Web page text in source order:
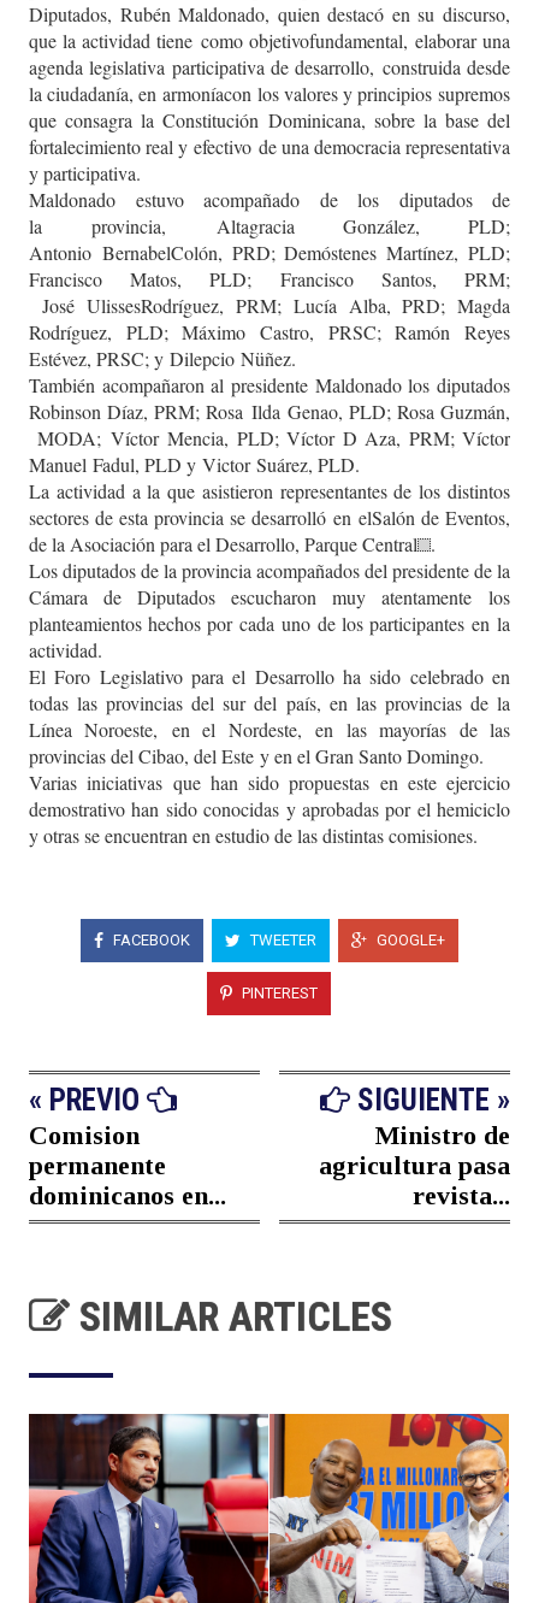
Diputados, Rubén Maldonado, quien destacó en su discurso,
que la actividad tiene como objetivofundamental, elaborar una
agenda legislativa participativa de desarrollo, construida desde
la ciudadanía, enarmoníacon los valores y principios supremos
que consagra la Constitución Dominicana, sobre la base del
fortalecimiento real yefectivo de una democracia representativa
y participativa.
Maldonado estuvo acompañado de los diputados de
laprovincia, Altagracia González, PLD;
Antonio BernabelColón, PRD; Demóstenes Martínez, PLD;
Francisco Matos, PLD; Francisco Santos, PRM;
JoséUlissesRodríguez, PRM; Lucía Alba, PRD; Magda
Rodríguez, PLD; Máximo Castro, PRSC; Ramón Reyes
Estévez, PRSC; y Dilepcio Nüñez.
También acompañaron al presidente Maldonado los diputados
Robinson Díaz, PRM; Rosa Ilda Genao, PLD; Rosa Guzmán,
MODA; VíctorMencia, PLD; Víctor D Aza, PRM; Víctor
Manuel Fadul, PLD y VictorSuárez, PLD.
La actividad a la que asistieron representantes de los distintos
sectores de esta provincia sedesarrollóenelSalón de Eventos,
de la Asociación para el Desarrollo, Parque Central
.
Los diputados de la provincia acompañados del presidente de la
Cámara de Diputados escucharon muy atentamente los
planteamientos hechos por cadauno de los participantes en la
actividad.
El Foro Legislativo para el Desarrollo ha sido celebrado en
todas las provincias del sur del país, en las provincias de la
Línea Noroeste, en el Nordeste,en las mayorías de las
provincias del Cibao, del Este y en el Gran Santo Domingo.
Varias iniciativas que han sido propuestas en este ejercicio
demostrativo han sido conocidas y aprobadas por el hemiciclo
y otras se encuentran en estudio de las distintas comisiones.
FACEBOOK TWEETER GOOGLE+
PINTEREST
« PREVIO
Comision
permanente
dominicanos en...
SIGUIENTE »
Ministro de
agricultura pasa
revista...
SIMILAR ARTICLES